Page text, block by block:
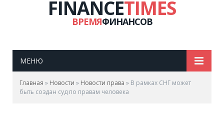
FINANCETIMES
ВРЕМЯФИНАНСОВ
МЕНЮ
Главная » Новости » Новости права » В рамках СНГ может
быть создан суд по правам человека